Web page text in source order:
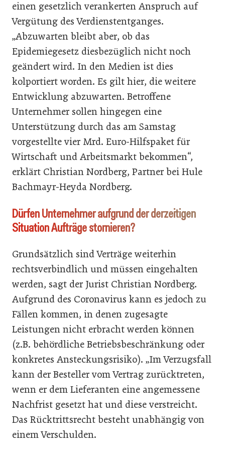
einen gesetzlich verankerten Anspruch auf
Vergütung des Verdienstentganges.
„Abzuwarten bleibt aber, ob das
Epidemiegesetz diesbezüglich nicht noch
geändert wird. In den Medien ist dies
kolportiert worden. Es gilt hier, die weitere
Entwicklung abzuwarten. Betroffene
Unternehmer sollen hingegen eine
Unterstützung durch das am Samstag
vorgestellte vier Mrd. Euro-Hilfspaket für
Wirtschaft und Arbeitsmarkt bekommen“,
erklärt Christian Nordberg, Partner bei Hule
Bachmayr-Heyda Nordberg.
Dürfen Unternehmer aufgrund der derzeitigen
Situation Aufträge stornieren?
Grundsätzlich sind Verträge weiterhin
rechtsverbindlich und müssen eingehalten
werden, sagt der Jurist Christian Nordberg.
Aufgrund des Coronavirus kann es jedoch zu
Fällen kommen, in denen zugesagte
Leistungen nicht erbracht werden können
(z.B. behördliche Betriebsbeschränkung oder
konkretes Ansteckungsrisiko). „Im Verzugsfall
kann der Besteller vom Vertrag zurücktreten,
wenn er dem Lieferanten eine angemessene
Nachfrist gesetzt hat und diese verstreicht.
Das Rücktrittsrecht besteht unabhängig von
einem Verschulden.